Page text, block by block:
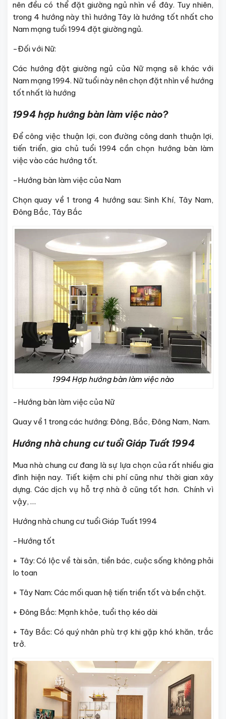
nên đều có thể đặt giường ngủ nhìn về đây. Tuy nhiên,
trong 4 hướng này thì hướng Tây là hướng tốt nhất cho
Nam mạng tuổi 1994 đặt giường ngủ.
-Đối với Nữ:
Các hướng đặt giường ngủ của Nữ mạng sẽ khác với
Nam mạng 1994. Nữ tuổi này nên chọn đặt nhìn về hướng
tốt nhất là hướng
1994 hợp hướng bàn làm việc nào?
Để công việc thuận lợi, con đường công danh thuận lợi,
tiến triển, gia chủ tuổi 1994 cần chọn hướng bàn làm
việc vào các hướng tốt.
-Hướng bàn làm việc của Nam
Chọn quay về 1 trong 4 hướng sau: Sinh Khí, Tây Nam,
Đông Bắc, Tây Bắc
1994 Hợp hướng bàn làm việc nào
-Hướng bàn làm việc của Nữ
Quay về 1 trong các hướng: Đông, Bắc, Đông Nam, Nam.
Hướng nhà chung cư tuổi Giáp Tuất 1994
Mua nhà chung cư đang là sự lựa chọn của rất nhiều gia
đình hiện nay. Tiết kiệm chi phí cũng như thời gian xây
dựng. Các dịch vụ hỗ trợ nhà ở cũng tốt hơn. Chính vì
vậy, …
Hướng nhà chung cư tuổi Giáp Tuất 1994
-Hướng tốt
+ Tây: Có lộc về tài sản, tiền bác, cuộc sống không phải
lo toan
+ Tây Nam: Các mối quan hệ tiến triển tốt và bền chặt.
+ Đông Bắc: Mạnh khỏe, tuổi thọ kéo dài
+ Tây Bắc: Có quý nhân phù trợ khi gặp khó khăn, trắc
trở.